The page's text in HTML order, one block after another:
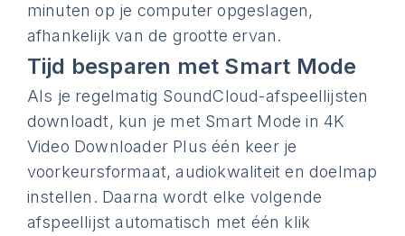
minuten op je computer opgeslagen,
afhankelijk van de grootte ervan.
Tijd besparen met Smart Mode
Als je regelmatig SoundCloud-afspeellijsten
downloadt, kun je met Smart Mode in 4K
Video Downloader Plus één keer je
voorkeursformaat, audiokwaliteit en doelmap
instellen. Daarna wordt elke volgende
afspeellijst automatisch met één klik